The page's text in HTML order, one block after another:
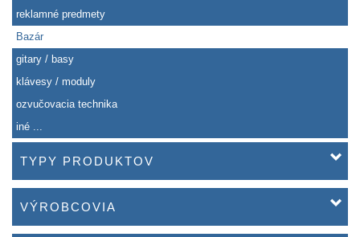
reklamné predmety
Bazár
gitary / basy
klávesy / moduly
ozvučovacia technika
iné ...
TYPY PRODUKTOV
VÝROBCOVIA